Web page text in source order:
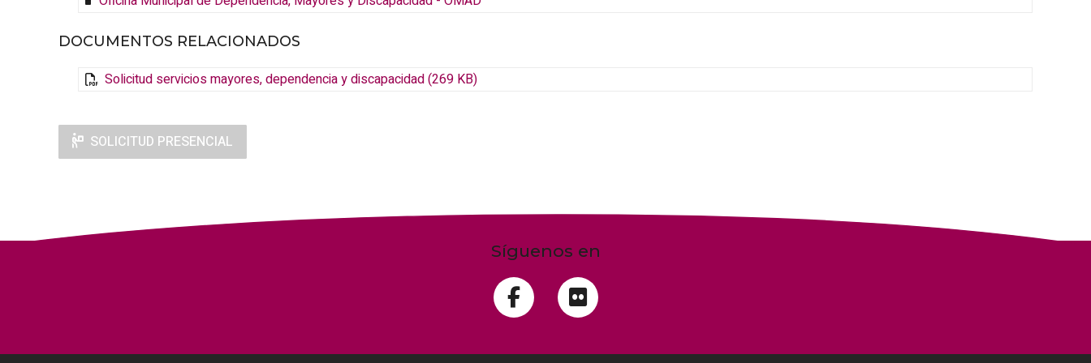
DOCUMENTOS RELACIONADOS
Solicitud servicios mayores, dependencia y discapacidad (269 KB)
SOLICITUD PRESENCIAL
Síguenos en